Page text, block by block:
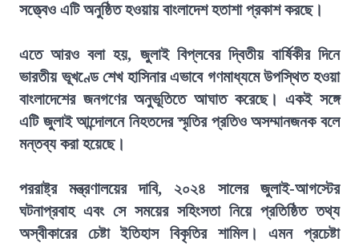
সত্ত্বেও এটি অনুষ্ঠিত হওয়ায় বাংলাদেশ হতাশা প্রকাশ করছে।
এতে আরও বলা হয়, জুলাই বিপ্লবের দ্বিতীয় বার্ষিকীর দিনে
ভারতীয় ভূখণ্ডে শেখ হাসিনার এভাবে গণমাধ্যমে উপস্থিত হওয়া
বাংলাদেশের জনগণের অনুভূতিতে আঘাত করেছে। একই সঙ্গে
এটি জুলাই আন্দোলনে নিহতদের স্মৃতির প্রতিও অসম্মানজনক বলে
মন্তব্য করা হয়েছে।
পররাষ্ট্র মন্ত্রণালয়ের দাবি, ২০২৪ সালের জুলাই-আগস্টের
ঘটনাপ্রবাহ এবং সে সময়ের সহিংসতা নিয়ে প্রতিষ্ঠিত তথ্য
অস্বীকারের চেষ্টা ইতিহাস বিকৃতির শামিল। এমন প্রচেষ্টা